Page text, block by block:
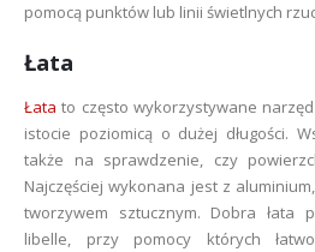
pomocą punktów lub linii świetlnych
Łata
Łata to często wykorzystywane
istocie poziomicą o dużej długości.
także na sprawdzenie, czy
Najczęściej wykonana jest z
tworzywem sztucznym. Dobra łata
libelle, przy pomocy których